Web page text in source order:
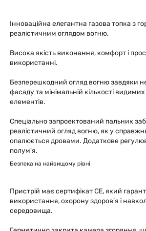
Інноваційна елегантна газова топка з
реалістичним оглядом вогню.
Висока якість виконання, комфорт і
використанні.
Безперешкодний огляд вогню завдяки
фасаду та мінімальній кількості
елементів.
Спеціально запроектований пальник
реалістичний огляд вогню, як у
опалюється дровами. Додаткове
полум'я.
Безпека на найвищому рівні
Пристрій має сертифікат СЕ, який
використання, охорону здоров'я і
середовища.